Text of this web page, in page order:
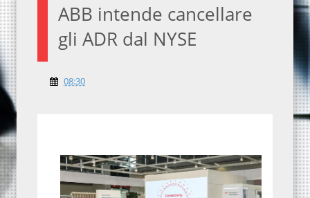
ABB intende cancellare
gli ADR dal NYSE
08:30